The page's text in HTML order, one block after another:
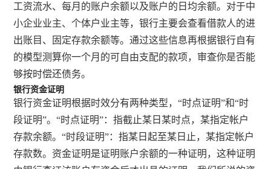
工资流水、每月的账户余额以及账户的日均余额。对于中
小企业业主、个体户业主等，银行主要会查看借款人的进
出账目、固定存款余额等。通过这些信息再根据银行自有
的模型测算你一个月的可自由支配的款项，审查你是否能
够按时偿还债务。
银行资金证明
银行资金证明根据时效分有两种类型，“时点证明”和“时
段证明”。“时点证明”：指截止某日某时点，某指定帐户
存款余额。“时段证明”：指某日起至某日止，某指定帐户
存款数。资金证明是证明账户余额的一种证明，这种证明